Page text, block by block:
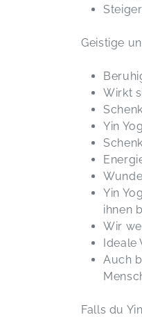
Geistige
Wirkt
Yin
Yin
ihnen
Wir
Ideale
Auch
Falls du